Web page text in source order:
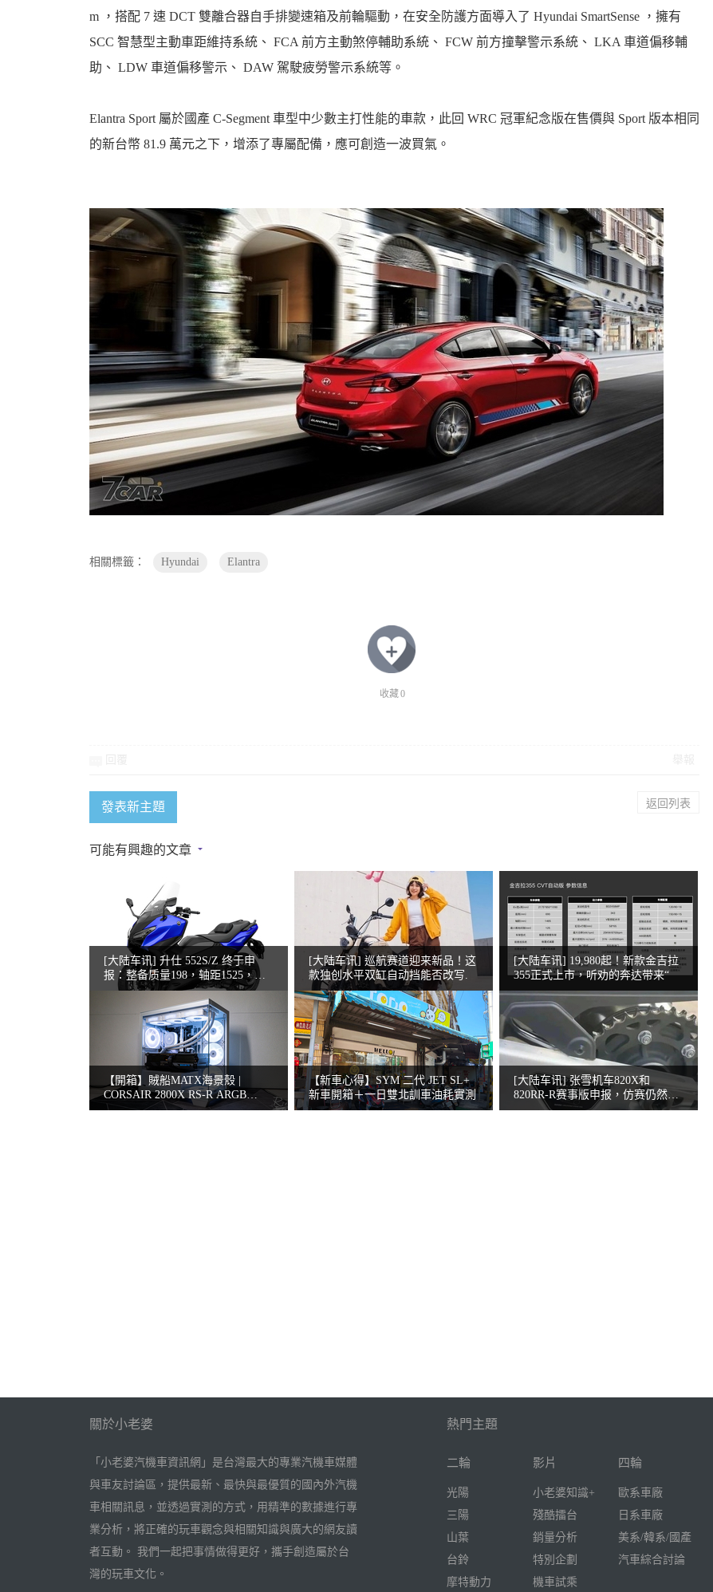
車
m ，搭配 7 速 DCT 雙離合器自手排變速箱及前輪驅動，在安全防護方面導入了 Hyundai SmartSense ，擁有
SCC 智慧型主動車距維持系統、 FCA 前方主動煞停輔助系統、 FCW 前方撞擊警示系統、 LKA 車道偏移輔
助、 LDW 車道偏移警示、 DAW 駕駛疲勞警示系統等。
Elantra Sport 屬於國產 C-Segment 車型中少數主打性能的車款，此回 WRC 冠軍紀念版在售價與 Sport 版本相同
的新台幣 81.9 萬元之下，增添了專屬配備，應可創造一波買氣。
相關標籤： Hyundai Elantra
收藏0
返回列表
發表新主題
可能有興趣的文章
[大陆车讯] 升仕 552S/Z 终于申
报：整备质量198，轴距1525，最
[大陆车讯] 巡航赛道迎来新品！这
款独创水平双缸自动挡能否改写.
[大陆车讯] 19,980起！新款金吉拉
355正式上市，听劝的奔达带来“
【開箱】賊船MATX海景殼 |
CORSAIR 2800X RS-R ARGB
WEHITE
【新車心得】SYM 二代 JET SL+
新車開箱＋一日雙北訓車油耗實測
[大陆车讯] 张雪机车820X和
820RR-R赛事版申报，仿赛仍然问
题不断
關於小老婆
「小老婆汽機車資訊網」是台灣最大的專業汽機車媒體
與車友討論區，提供最新、最快與最優質的國內外汽機
車相關訊息，並透過實測的方式，用精準的數據進行專
業分析，將正確的玩車觀念與相關知識與廣大的網友讀
者互動。 我們一起把事情做得更好，攜手創造屬於台
灣的玩車文化。
熱門主題
二輪
光陽
三陽
山葉
台鈴
摩特動力
影片
小老婆知識+
殘酷擂台
銷量分析
特別企劃
機車試乘
四輪
歐系車廠
日系車廠
美系/韓系/國產
汽車綜合討論